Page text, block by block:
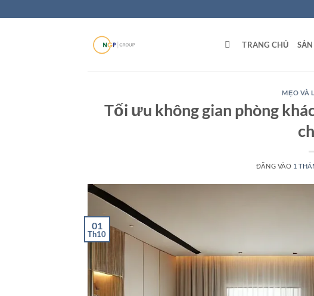
qua
TRANG CHỦ
MẸO VÀ
Tối ưu không gian phòng
ĐĂNG VÀO 1
01
Th10